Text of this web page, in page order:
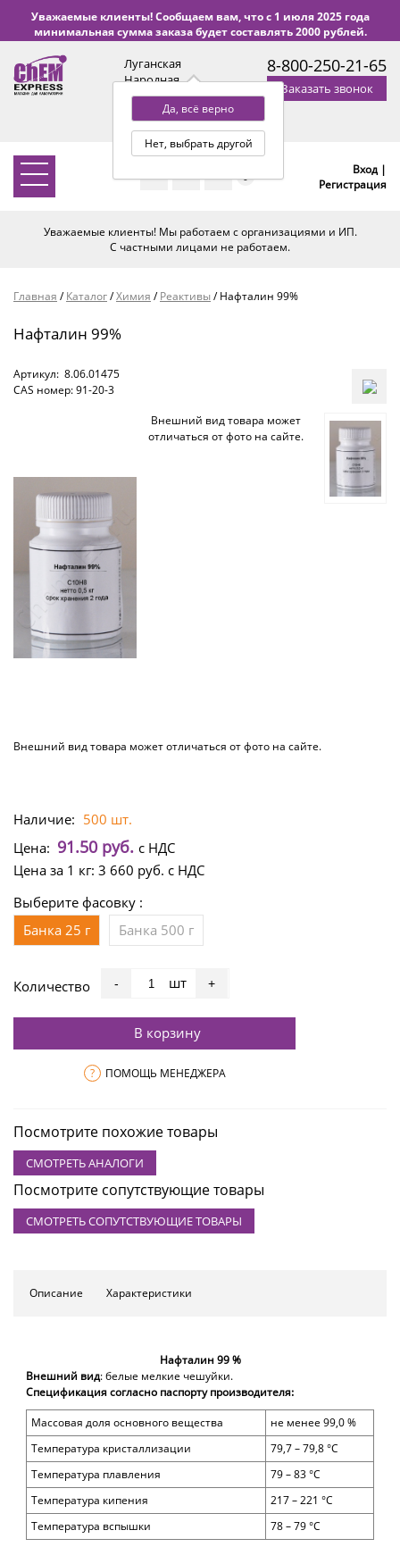
Уважаемые клиенты! Сообщаем вам, что с 1 июля 2025 года
минимальная сумма заказа будет составлять 2000 рублей.
Луганская
Народная
Республика
Да, всё верно
Нет, выбрать другой
с 9:00 до 18:00 по Уфе
(+2 МСК)
8-800-250-21-65
Заказать звонок
0
Вход |
Регистрация
Уважаемые клиенты! Мы работаем с организациями и ИП.
С частными лицами не работаем.
Главная /Каталог/Химия /Реактивы/Нафталин 99%
Нафталин 99%
Артикул: 8.06.01475
CAS номер: 91-20-3
Внешний вид товара может
отличаться от фото на сайте.
Внешний вид товара может отличаться от фото на сайте.
Наличие: 500 шт.
Цена: 91.50 руб. с НДС
Цена за 1 кг: 3 660 руб. с НДС
Выберите фасовку :
Банка 25 г
Банка 500 г
Количество - шт +
В корзину
? ПОМОЩЬ МЕНЕДЖЕРА
Посмотрите похожие товары
СМОТРЕТЬ АНАЛОГИ
Посмотрите сопутствующие товары
СМОТРЕТЬ СОПУТСТВУЮЩИЕ ТОВАРЫ
Описание Характеристики
Нафталин 99 %
Внешний вид: белые мелкие чешуйки.
Спецификация согласно паспорту производителя:
Массовая доля основного вещества
не менее 99,0 %
Температура кристаллизации
79,7 – 79,8 °С
Температура плавления
79 – 83 °С
Температура кипения
217 – 221 °С
Температура вспышки
78 – 79 °С